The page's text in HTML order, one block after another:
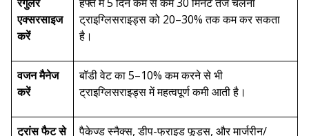
एक्सरसाइज
करें
ट्राइग्लिसराइड्स को 20–30% तक कम कर सकता
है।
वजन मैनेज
करें
बॉडी वेट का 5–10% कम करने से भी
ट्राइग्लिसराइड्स में महत्वपूर्ण कमी आती है।
ट्रांस फैट से
पैकेज्ड स्नैक्स, डीप-फ्राइड फूड्स, और मार्जरीन/